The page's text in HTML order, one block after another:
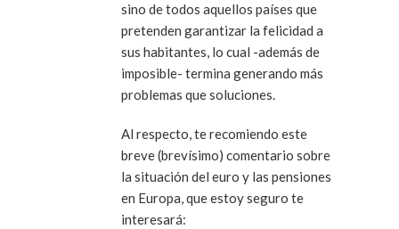
sino de todos aquellos países que
pretenden garantizar la felicidad a
sus habitantes, lo cual -además de
imposible- termina generando más
problemas que soluciones.
Al respecto, te recomiendo este
breve (brevísimo) comentario sobre
la situación del euro y las pensiones
en Europa, que estoy seguro te
interesará: